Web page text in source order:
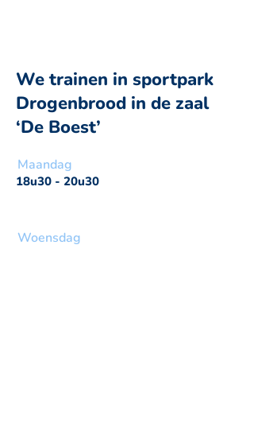
We trainen in sportpark
Drogenbrood in de zaal
‘De Boest’
Maandag
Woensdag
18u30 - 20u30